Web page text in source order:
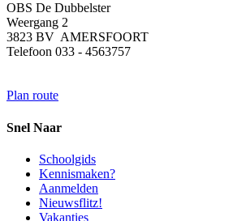
OBS De Dubbelster
Weergang 2
3823 BV AMERSFOORT
Telefoon 033 - 4563757
Plan route
Snel Naar
Schoolgids
Kennismaken?
Aanmelden
Nieuwsflitz!
Vakanties